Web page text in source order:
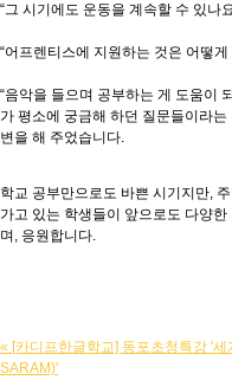
“그 시기에도 운동을 계속할 수 있나
“어프렌티스에 지원하는 것은 어떻게
“음악을 들으며 공부하는 게 도움이
가 평소에 궁금해 하던 질문들이라
변을 해 주었습니다.
학교 공부만으로도 바쁜 시기지만,
가고 있는 학생들이 앞으로도 다양
며, 응원합니다.
« [카디프한글학교] 동포초청특강 '
SARAM)'